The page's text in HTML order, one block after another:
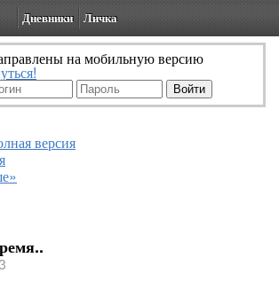
Дневники Личка
на мобильную версию
версия